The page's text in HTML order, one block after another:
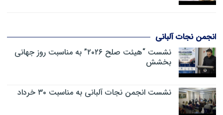
انجمن نجات آلبانی
نشست “هیئت صلح ۲۰۲۶” به مناسبت روز جهانی
بخشش
نشست انجمن نجات آلبانی به مناسبت ۳۰ خرداد